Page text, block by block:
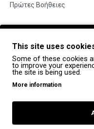
Πρώτες Βοήθειες
BRANDS
Payper
Dike
Coverguard
Portwest
Exena
This site uses
Some of these cookies
to improve your
the site is being used.
More information